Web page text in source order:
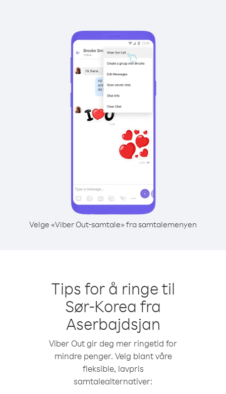
Velge «Viber Out-samtale» fra samtalemenyen
Tips for å ringe til
Sør-Korea fra
Aserbajdsjan
Viber Out gir deg mer ringetid for
mindre penger. Velg blant våre
fleksible, lavpris
samtalealternativer: